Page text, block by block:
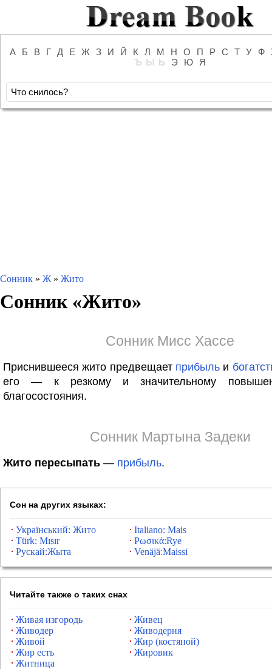
А Б В Г Д Е Ж З И Й К Л М Н О П Р С Т У Ф
Ъ Ы Ь Э Ю Я
Сонник » Ж » Жито
Сонник «Жито»
Сонник Мисс Хассе
Приснившееся жито предвещает прибыль и
его — к резкому и значительному
благосостояния.
Сонник Мартына Задеки
Жито пересыпать — прибыль.
Сон на других языках:
Український: Жито
Italiano: Mais
Türk: Mısır
Ρωσικά:Rye
Рускай:Жыта
Venäjä:Maissi
Читайте также о таких снах
Живая изгородь
Живец
Живодер
Живодерня
Живой
Жир (костяной)
Жир есть
Жировик
Житница